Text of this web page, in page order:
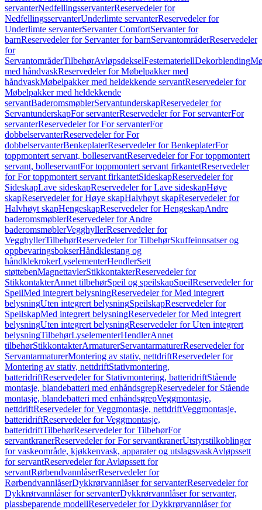
servanterNedfellingsservanterReservedeler for
NedfellingsservanterUnderlimte servanterReservedeler for
Underlimte servanterServanter ComfortServanter for
barnReservedeler for Servanter for barnServantområderReservedeler
for
ServantområderTilbehørAvløpsdekselFestemateriellDekorblending
med håndvaskReservedeler for Møbelpakker med
håndvaskMøbelpakker med heldekkende servantReservedeler for
Møbelpakker med heldekkende
servantBaderomsmøblerServantunderskapReservedeler for
ServantunderskapFor servanterReservedeler for For servanterFor
servanterReservedeler for For servanterFor
dobbelservanterReservedeler for For
dobbelservanterBenkeplaterReservedeler for BenkeplaterFor
toppmontert servant, bolleservantReservedeler for For toppmontert
servant, bolleservantFor toppmontert servant firkantetReservedeler
for For toppmontert servant firkantetSideskapReservedeler for
SideskapLave sideskapReservedeler for Lave sideskapHøye
skapReservedeler for Høye skapHalvhøyt skapReservedeler for
Halvhøyt skapHengeskapReservedeler for HengeskapAndre
baderomsmøblerReservedeler for Andre
baderomsmøblerVegghyllerReservedeler for
VegghyllerTilbehørReservedeler for TilbehørSkuffeinnsatser og
oppbevaringsbokserHåndklestang og
håndklekrokerLyselementerHendlerSett
støttebenMagnettavlerStikkontakterReservedeler for
StikkontakterAnnet tilbehørSpeil og speilskapSpeilReservedeler for
SpeilMed integrert belysningReservedeler for Med integrert
belysningUten integrert belysningSpeilskapReservedeler for
SpeilskapMed integrert belysningReservedeler for Med integrert
belysningUten integrert belysningReservedeler for Uten integrert
belysningTilbehørLyselementerHendlerAnnet
tilbehørStikkontakterArmaturerServantarmaturerReservedeler for
ServantarmaturerMontering av stativ, nettdriftReservedeler for
Montering av stativ, nettdriftStativmontering,
batteridriftReservedeler for Stativmontering, batteridriftStående
montasje, blandebatteri med enhåndsgrepReservedeler for Stående
montasje, blandebatteri med enhåndsgrepVeggmontasje,
nettdriftReservedeler for Veggmontasje, nettdriftVeggmontasje,
batteridriftReservedeler for Veggmontasje,
batteridriftTilbehørReservedeler for TilbehørFor
servantkranerReservedeler for For servantkranerUtstyrstilkoblinger
for vaskeområde, kjøkkenvask, apparater og utslagsvaskAvløpssett
for servantReservedeler for Avløpssett for
servantRørbendvannlåserReservedeler for
RørbendvannlåserDykkrørvannlåser for servanterReservedeler for
Dykkrørvannlåser for servanterDykkrørvannlåser for servanter,
plassbeparende modellReservedeler for Dykkrørvannlåser for